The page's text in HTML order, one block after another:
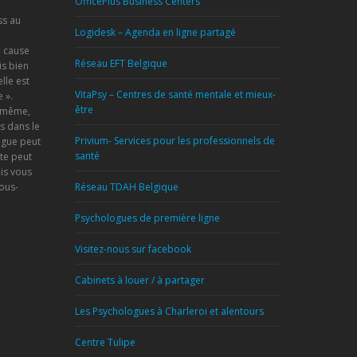
au
bien
est
».
dans le
peut
peut
vous
Logidesk – Agenda en ligne partagé
Réseau EFT Belgique
VitaPsy – Centres de santé mentale et mieux-
être
Privium- Services pour les professionnels de
santé
Réseau TDAH Belgique
Psychologues de première ligne
Visitez-nous sur facebook
Cabinets à louer / à partager
Les Psychologues à Charleroi et alentours
Centre Tulipe